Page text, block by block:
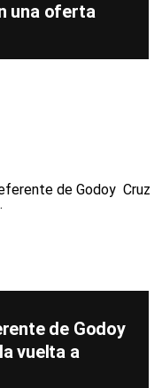
una oferta
de Godoy
vuelta a